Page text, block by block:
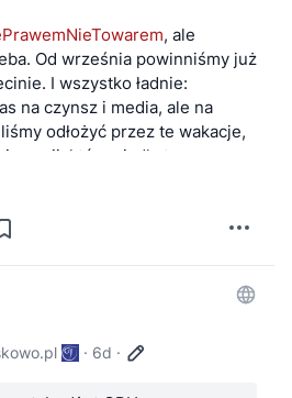
, ale
Od września powinniśmy już
I wszystko ładnie:
na czynsz i media, ale na
odłożyć przez te wakacje,
i awarii, które zjadly ten
kaucja to gdzieś pomiędzy
kolega próbuje
LEGO Mindstorms -
ze trzy tysiące;
landlorda będę wyszarpywal
której nie oddal - ale to
· 6d ·